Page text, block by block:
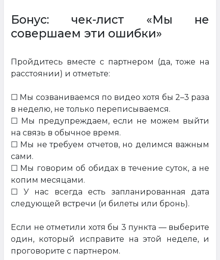
Бонус: чек-лист «Мы не
совершаем эти ошибки»
Пройдитесь вместе с партнером (да, тоже на
расстоянии) и отметьте:
☐ Мы созваниваемся по видео хотя бы 2–3 раза
в неделю, не только переписываемся.
☐ Мы предупреждаем, если не можем выйти
на связь в обычное время.
☐ Мы не требуем отчетов, но делимся важным
сами.
☐ Мы говорим об обидах в течение суток, а не
копим месяцами.
☐ У нас всегда есть запланированная дата
следующей встречи (и билеты или бронь).
Если не отметили хотя бы 3 пункта — выберите
один, который исправите на этой неделе, и
проговорите с партнером.